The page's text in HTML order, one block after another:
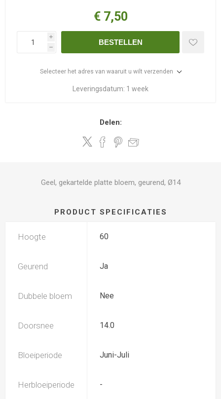
€ 7,50
i
h
BESTELLEN
Selecteer het adres van waaruit u wilt verzenden
Leveringsdatum: 1 week
Delen:
Geel, gekartelde platte bloem, geurend, Ø14
PRODUCT SPECIFICATIES
Hoogte 60
Geurend Ja
Dubbele bloem Nee
Doorsnee 14.0
Bloeiperiode Juni-Juli
Herbloeiperiode -